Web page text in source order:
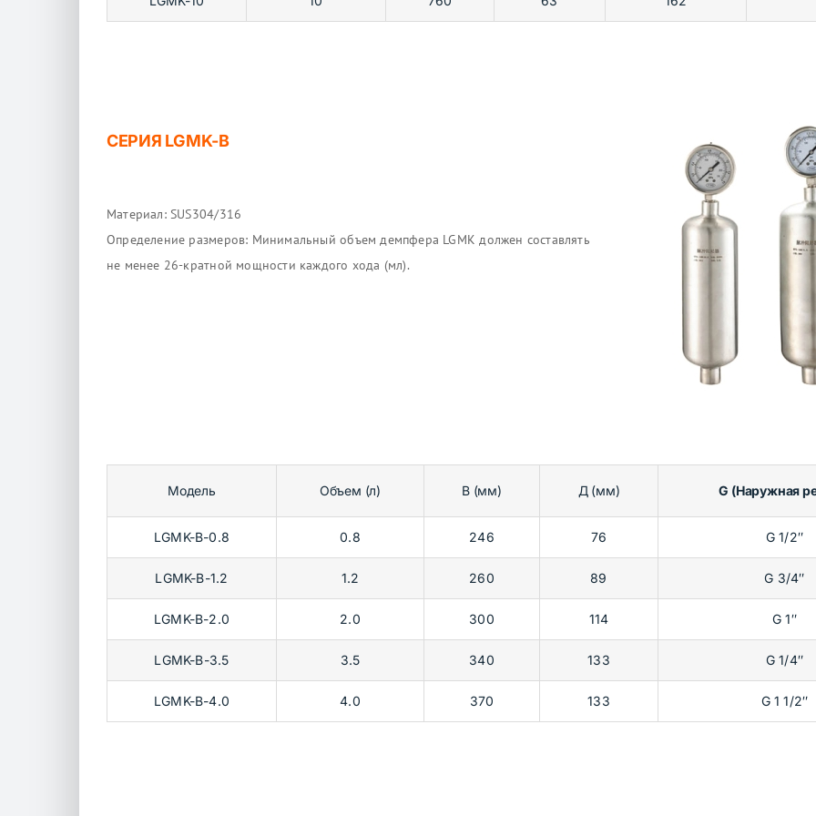
СЕРИЯ LGMK-B
Материал: SUS304/316
Определение размеров: Минимальный объем демпфера LGMK должен составлять
не менее 26-кратной мощности каждого хода (мл).
Модель Объем (л) В (мм) Д (мм) G (Наружная
LGMK-B-0.8 0.8 246 76 G 1/2″
LGMK-B-1.2 1.2 260 89 G 3/4″
LGMK-B-2.0 2.0 300 114 G 1″
LGMK-B-3.5 3.5 340 133 G 1/4″
LGMK-B-4.0 4.0 370 133 G 1 1/2″